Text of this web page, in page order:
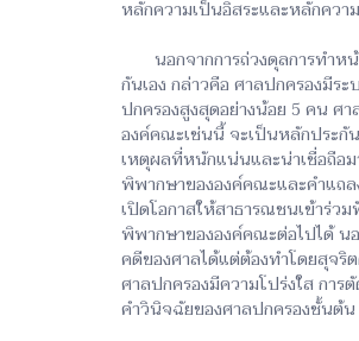
หลักความเป็นอิสระและหลักคว
นอกจากการถ่วงดุลการทำหน้
กันเอง กล่าวคือ ศาลปกครองมีร
ปกครองสูงสุดอย่างน้อย 5 คน ศ
องค์คณะเช่นนี้ จะเป็นหลักประกั
เหตุผลที่หนักแน่นและน่าเชื่อถือม
พิพากษาขององค์คณะและคำแถ
เปิดโอกาสให้สาธารณชนเข้าร่ว
พิพากษาขององค์คณะต่อไปได้ น
คดีของศาลได้แต่ต้องทำโดยสุจริ
ศาลปกครองมีความโปร่งใส กา
คำวินิจฉัยของศาลปกครองชั้นต้